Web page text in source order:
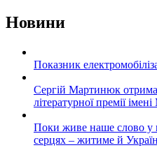
Новини
Показник
Сергій Мартинюк
літературної премії
Поки живе наше слово у
серцях – житиме й